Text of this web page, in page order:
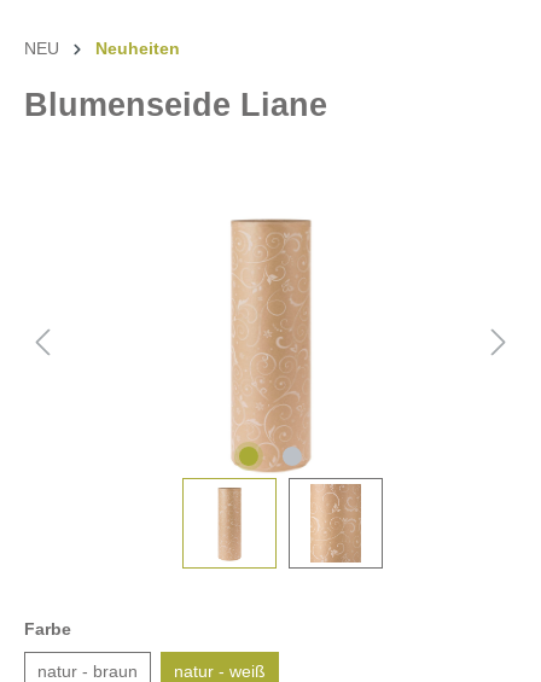
NEU Neuheiten
Blumenseide Liane
Farbe
natur - braun natur - weiß